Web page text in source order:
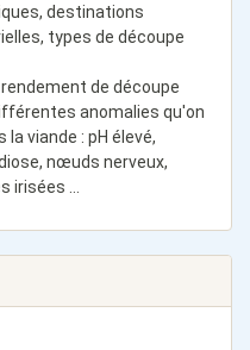
destinations
types de découpe
de découpe
anomalies qu'on
viande : pH élevé,
nœuds nerveux,
irisées …